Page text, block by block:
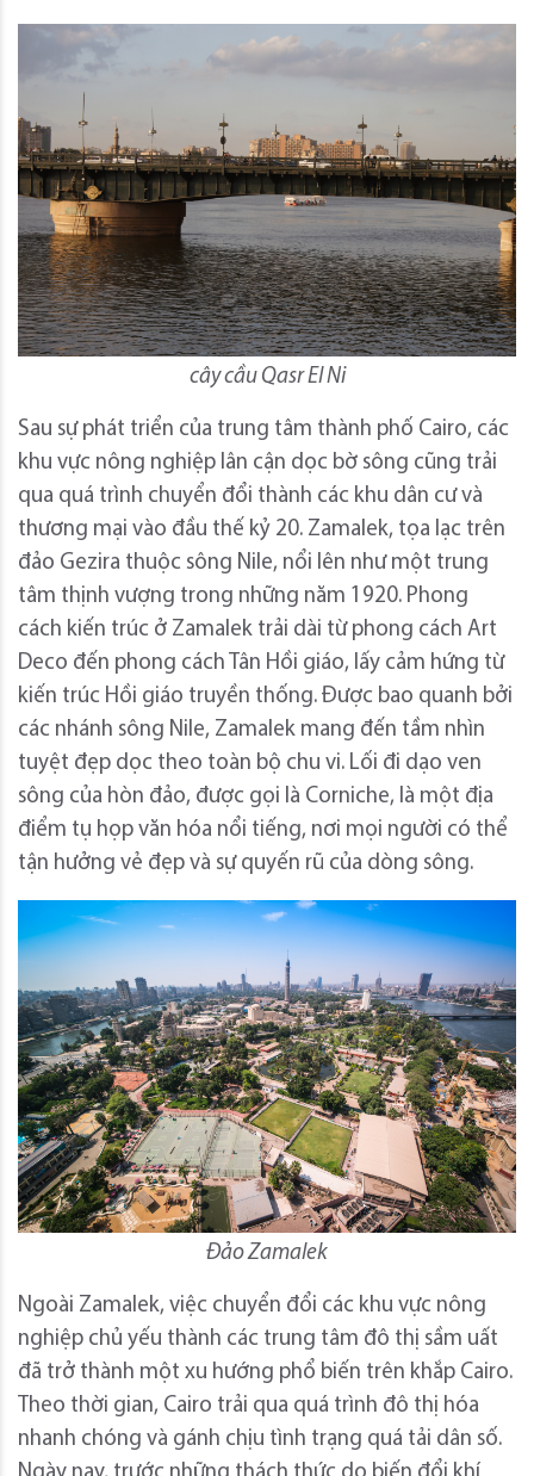
cây cầu Qasr El Ni
Sau sự phát triển của trung tâm thành phố Cairo, các
khu vực nông nghiệp lân cận dọc bờ sông cũng trải
qua quá trình chuyển đổi thành các khu dân cư và
thương mại vào đầu thế kỷ 20. Zamalek, tọa lạc trên
đảo Gezira thuộc sông Nile, nổi lên như một trung
tâm thịnh vượng trong những năm 1920. Phong
cách kiến ​​trúc ở Zamalek trải dài từ phong cách Art
Deco đến phong cách Tân Hồi giáo, lấy cảm hứng từ
kiến ​​trúc Hồi giáo truyền thống. Được bao quanh bởi
các nhánh sông Nile, Zamalek mang đến tầm nhìn
tuyệt đẹp dọc theo toàn bộ chu vi. Lối đi dạo ven
sông của hòn đảo, được gọi là Corniche, là một địa
điểm tụ họp văn hóa nổi tiếng, nơi mọi người có thể
tận hưởng vẻ đẹp và sự quyến rũ của dòng sông.
Đảo Zamalek
Ngoài Zamalek, việc chuyển đổi các khu vực nông
nghiệp chủ yếu thành các trung tâm đô thị sầm uất
đã trở thành một xu hướng phổ biến trên khắp Cairo.
Theo thời gian, Cairo trải qua quá trình đô thị hóa
nhanh chóng và gánh chịu tình trạng quá tải dân số.